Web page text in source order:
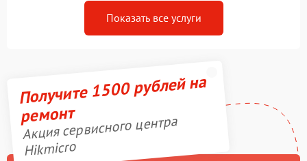
Показать все услуги
Получите 1500 рублей на
ремонт
Акция сервисного центра
Hikmicro